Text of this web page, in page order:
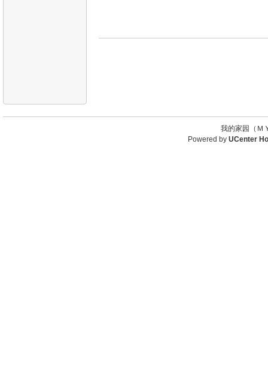
我的家园（
Powered by UCenter